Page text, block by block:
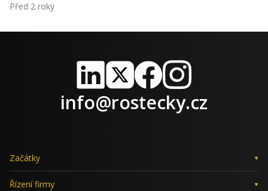
Před 2 roky
LinkedIn
X FacebookInstagram
info@rostecky.cz
Začátky
Řízení firmy